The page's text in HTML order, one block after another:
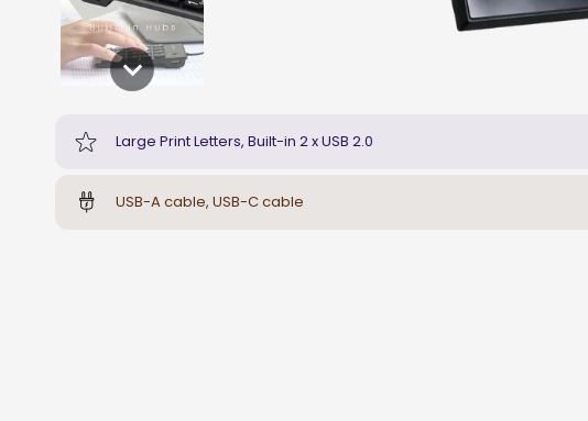
Large Print Letters, Built-in 2 x USB 2.0
USB-A cable, USB-C cable